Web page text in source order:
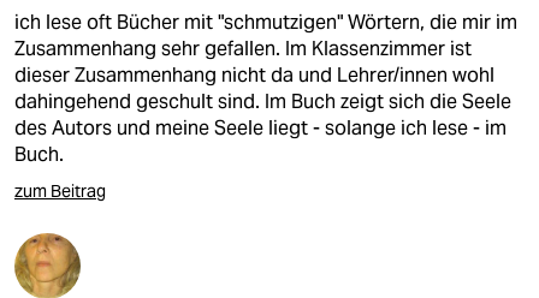
ich lese oft Bücher mit "schmutzigen" Wörtern, die mir im
Zusammenhang sehr gefallen. Im Klassenzimmer ist
dieser Zusammenhang nicht da und Lehrer/innen wohl
dahingehend geschult sind. Im Buch zeigt sich die Seele
des Autors und meine Seele liegt - solange ich lese - im
Buch.
zum Beitrag